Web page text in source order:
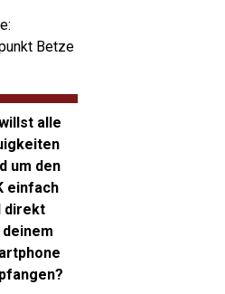
Betze
alle
um den
einfach
direkt